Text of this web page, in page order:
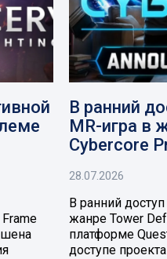
В ранний
MR-игра в
Cybercore
28.07.2026
В ранний
жанре Tower
платформе
доступе